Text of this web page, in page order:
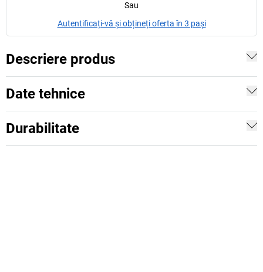
Sau
Autentificați-vă și obțineți oferta în 3 pași
Descriere produs
Date tehnice
Durabilitate